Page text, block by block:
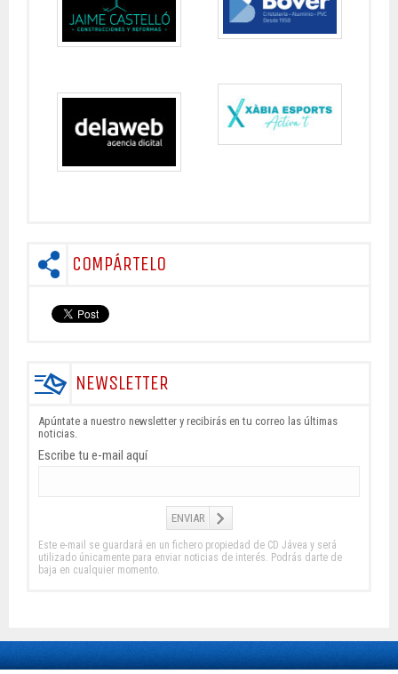
COMPÁRTELO
NEWSLETTER
Apúntate a nuestro newsletter y recibirás en tu correo las últimas
noticias.
Escribe tu e-mail aquí
Este e-mail se guardará en un fichero propiedad de CD Jávea y será
utilizado únicamente para enviar noticias de interés. Podrás darte de
baja en cualquier momento.